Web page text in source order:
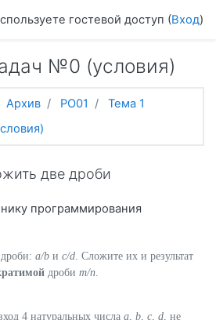
гостевой доступ (Вход)
№0 (условия)
Архив PO01
Тема 1
две дроби
программирования
a/b и c/d. Сложите их и результат
дроби m/n.
4 натуральных числа a, b, c, d, не